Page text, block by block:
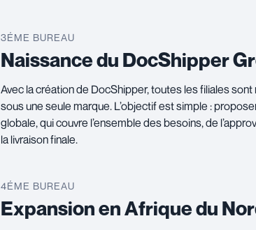
3ÉME BUREAU
Naissance du DocShipper
Avec la création de DocShipper, toutes les filiales
sous une seule marque. L’objectif est simple :
globale, qui couvre l’ensemble des besoins, de
la livraison finale.
4ÉME BUREAU
Expansion en Afrique du